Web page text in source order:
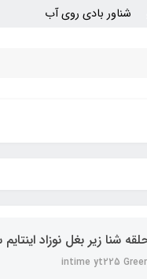
شناور بادی روی آب
شنا زیر بغل نوزاد اینتایم
intime yt225